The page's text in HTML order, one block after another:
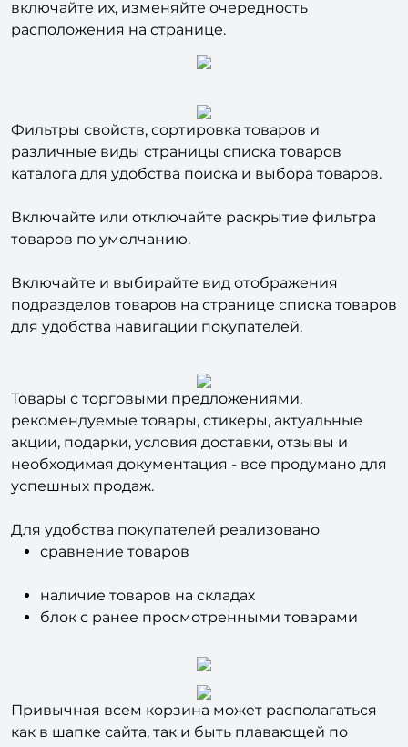
Меняйте дизайн блоков, отключайте или
включайте их, изменяйте очередность
расположения на странице.
Фильтры свойств, сортировка товаров и
различные виды страницы списка товаров
Включайте или отключайте раскрытие фильтра
Включайте и выбирайте вид отображения
подразделов товаров на странице списка товаров
Товары с торговыми предложениями,
рекомендуемые товары, стикеры, актуальные
акции, подарки, условия доставки, отзывы и
необходимая документация - все продумано для
Для удобства покупателей реализовано
наличие товаров на складах
Привычная всем корзина может располагаться